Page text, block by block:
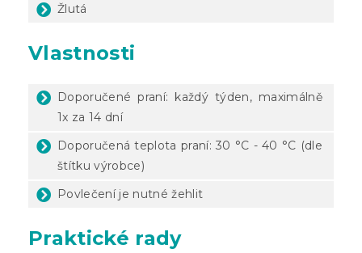
Žlutá
Vlastnosti
Doporučené praní: každý týden, maximálně
1x za 14 dní
Doporučená teplota praní: 30 °C - 40 °C (dle
štítku výrobce)
Povlečení je nutné žehlit
Praktické rady